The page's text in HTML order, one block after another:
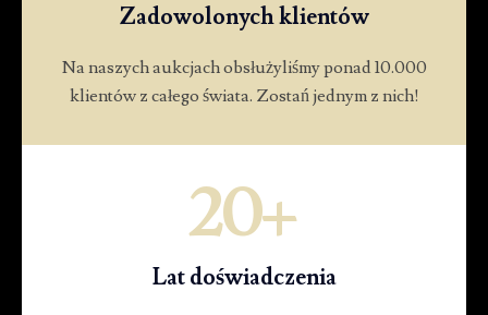
Zadowolonych klientów
Na naszych aukcjach obsłużyliśmy ponad 10.000
klientów z całego świata. Zostań jednym z nich!
20+
Lat doświadczenia